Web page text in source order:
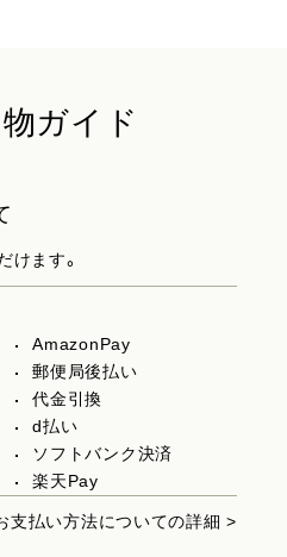
ガイド
けます。
AmazonPay
郵便局後払い
代金引換
d払い
ソフトバンク決済
楽天Pay
支払い方法についての詳細 >